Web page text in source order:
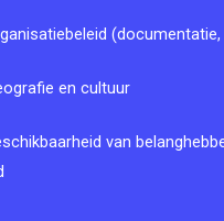
en cultuur
van